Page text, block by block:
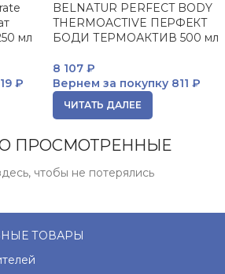
мл
₽
BELNATUR PERFECT BODY
THERMOACTIVE ПЕРФЕКТ
БОДИ ТЕРМОАКТИВ 500 мл
8 107 ₽
Вернем за покупку 811 ₽
ЧИТАТЬ ДАЛЕЕ
ПРОСМОТРЕННЫЕ
чтобы не потерялись
ТОВАРЫ